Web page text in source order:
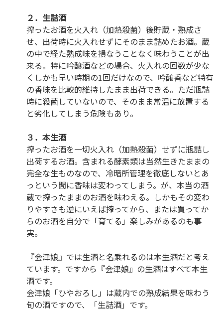
２．生詰酒
搾ったお酒を火入れ（加熱殺菌）後貯蔵・熟成さ
せ、出荷時に火入れせずにそのまま詰めたお酒。蔵
の中で経た熟成味を損なうことなく味わうことが出
来る。特に吟醸酒などの場合、火入れの回数が少な
くしかも早い時期の1回だけなので、吟醸香など特有
の香味を比較的維持したまま出荷できる。ただ瓶詰
時に殺菌していないので、そのまま常温に放置する
と劣化してしまう危険もあり。
３．本生酒
搾ったお酒を一切火入れ（加熱殺菌）せずに瓶詰し
出荷するお酒。含まれる酵素類は当然生きたままの
完全な生ものなので、冷暗所管理を徹底しないとあ
っという間に香味は変わってしまう。が、本当の酒
蔵で搾ったままのお酒を味わえる。しかもその変わ
りやすさも逆にいえば搾ってから、または買ってか
らのお酒を自分で「育てる」楽しみがあるのも事
実。
『会津娘』では生酒と名乗れるのは本生酒だと考え
ています。ですから『会津娘』の生酒はすべて本生
酒です。
会津娘「ひやおろし」は蔵内での熟成結果を味わう
旬の酒ですので、「生詰酒」です。